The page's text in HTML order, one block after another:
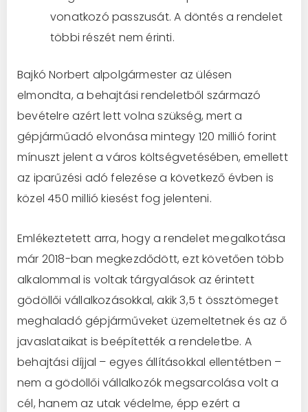
vonatkozó passzusát. A döntés a rendelet
többi részét nem érinti.
Bajkó Norbert alpolgármester az ülésen
elmondta, a behajtási rendeletből származó
bevételre azért lett volna szükség, mert a
gépjárműadó elvonása mintegy 120 millió forint
mínuszt jelent a város költségvetésében, emellett
az iparűzési adó felezése a következő évben is
közel 450 millió kiesést fog jelenteni.
Emlékeztetett arra, hogy a rendelet megalkotása
már 2018-ban megkezdődött, ezt követően több
alkalommal is voltak tárgyalások az érintett
gödöllői vállalkozásokkal, akik 3,5 t össztömeget
meghaladó gépjárműveket üzemeltetnek és az ő
javaslataikat is beépítették a rendeletbe. A
behajtási díjjal – egyes állításokkal ellentétben –
nem a gödöllői vállalkozók megsarcolása volt a
cél, hanem az utak védelme, épp ezért a